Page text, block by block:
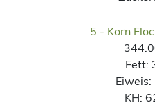
5 - Korn
Fett:
Eiweis:
KH: